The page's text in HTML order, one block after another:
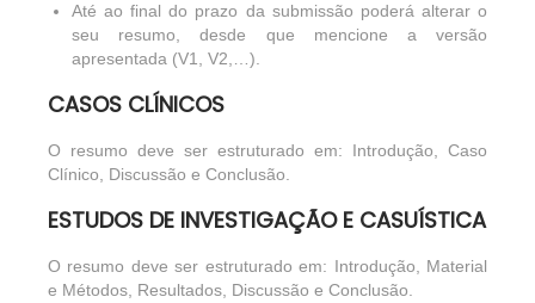
Até ao final do prazo da submissão poderá alterar o
seu resumo, desde que mencione a versão
apresentada (V1, V2,…).
CASOS CLÍNICOS
O resumo deve ser estruturado em: Introdução, Caso
Clínico, Discussão e Conclusão.
ESTUDOS DE INVESTIGAÇÃO E CASUÍSTICA
O resumo deve ser estruturado em: Introdução, Material
e Métodos, Resultados, Discussão e Conclusão.